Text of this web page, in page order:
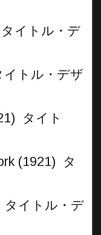
イトル・デ
トル・デザ
タイト
(1921) タ
タイトル・デ